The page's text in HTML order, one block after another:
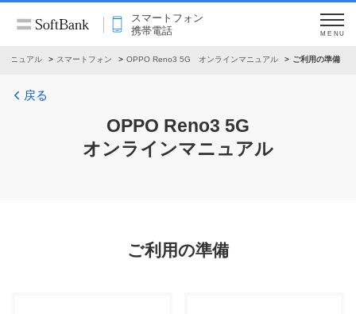
スマートフォン
携帯電話
MENU
マニュアル スマートフォン OPPO Reno3 5G オンラインマニュアル ご利用の準備
戻る
OPPO Reno3 5G
オンラインマニュアル
ご利用の準備